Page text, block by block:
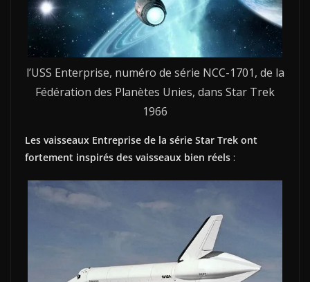
l’USS Enterprise, numéro de série NCC-1701, de la
Fédération des Planètes Unies, dans Star Trek
1966
Les vaisseaux Entreprise de la série Star Trek ont
fortement inspirés des vaisseaux bien réels :